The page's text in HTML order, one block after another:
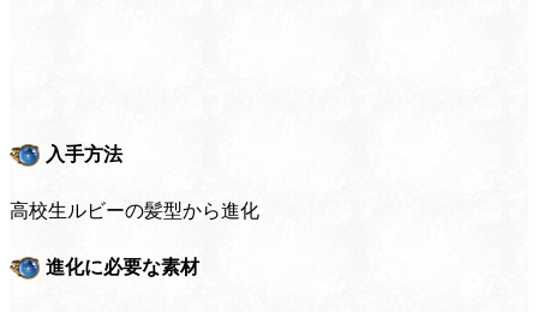
入手方法
高校生ルビーの髪型から進化
進化に必要な素材